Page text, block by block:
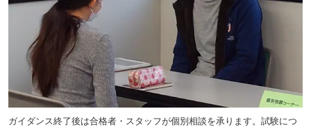
ガイダンス終了後は合格者・スタッフが個別相談を承ります。試験につ